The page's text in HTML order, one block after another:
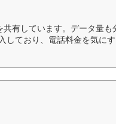
有しています。データ量も
しており、電話料金を気に